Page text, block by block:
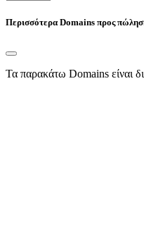
Περισσότερα Domains προς
Τα παρακάτω Domains είναι